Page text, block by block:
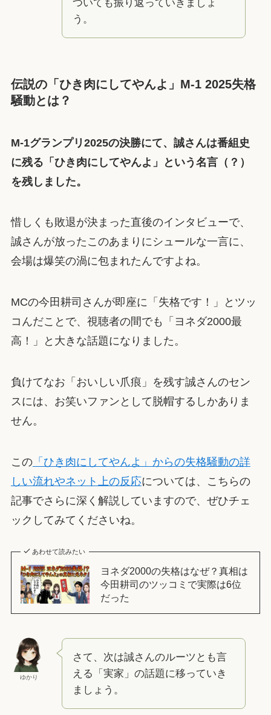
ついても振り返っていきましょ
う。
伝説の「ひき肉にしてやんよ」M-1 2025失格
騒動とは？
M-1グランプリ2025の決勝にて、誠さんは番組史
に残る「ひき肉にしてやんよ」という名言（？）
を残しました。
惜しくも敗退が決まった直後のインタビューで、
誠さんが放ったこのあまりにシュールな一言に、
会場は爆笑の渦に包まれたんですよね。
MCの今田耕司さんが即座に「失格です！」とツッ
コんだことで、視聴者の間でも「ヨネダ2000最
高！」と大きな話題になりました。
負けてなお「おいしい爪痕」を残す誠さんのセン
スには、お笑いファンとして脱帽するしかありま
せん。
この「ひき肉にしてやんよ」からの失格騒動の詳
しい流れやネット上の反応については、こちらの
記事でさらに深く解説していますので、ぜひチェ
ックしてみてくださいね。
あわせて読みたい
ヨネダ2000の失格はなぜ？真相は
今田耕司のツッコミで実際は6位
だった
ゆかり
さて、次は誠さんのルーツとも言
える「実家」の話題に移っていき
ましょう。